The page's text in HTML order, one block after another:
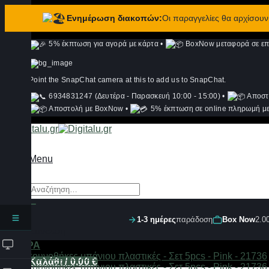
Ενημέρωση διακοπών:Οι παραγγελίες θα
περιεχόμενο
5% έκπτωση για αγορά με κάρτα • BoxNow μεταφορά σε
Point the SnapChat camera at this to add us to SnapChat.
6934831247 (Δευτέρα - Παρασκευή 10:00 - 15:00) •
Αποστολή με BoxNow • 5% έκπτωση σε online πληρωμή
Menu
Αναζήτηση
για:
Σύνδεση
Καλάθι / 0,00€
1-3 ημέρεςπαράδοση Box Now
ΦΙΛΤΡΑ